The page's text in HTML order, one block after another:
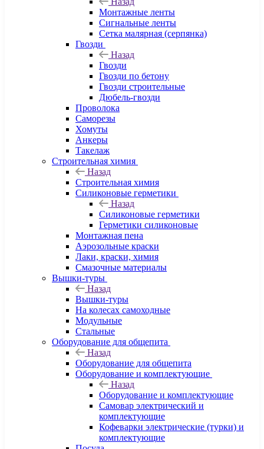
Монтажные ленты
Сигнальные ленты
Сетка малярная (серпянка)
Гвозди
Назад
Гвозди
Гвозди по бетону
Гвозди строительные
Дюбель-гвозди
Проволока
Саморезы
Хомуты
Анкеры
Такелаж
Строительная химия
Назад
Строительная химия
Силиконовые герметики
Назад
Силиконовые герметики
Герметики силиконовые
Монтажная пена
Аэрозольные краски
Лаки, краски, химия
Смазочные материалы
Вышки-туры
Назад
Вышки-туры
На колесах самоходные
Модульные
Стальные
Оборудование для общепита
Назад
Оборудование для общепита
Оборудование и комплектующие
Назад
Оборудование и комплектующие
Самовар электрический и
комплектующие
Кофеварки электрические (турки) и
комплектующие